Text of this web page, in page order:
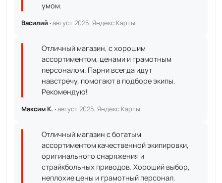
умом.
Василий ·август 2025, Яндекс.Карты
Отличный магазин, с хорошим
ассортиментом, ценами и грамотным
персоналом. Парни всегда идут
навстречу, помогают в подборе экипы.
Рекомендую!
Максим К. ·август 2025, Яндекс.Карты
Отличный магазин с богатым
ассортиментом качественной экипировки,
оригинального снаряжения и
страйкбольных приводов. Хороший выбор,
неплохие цены и грамотный персонал.